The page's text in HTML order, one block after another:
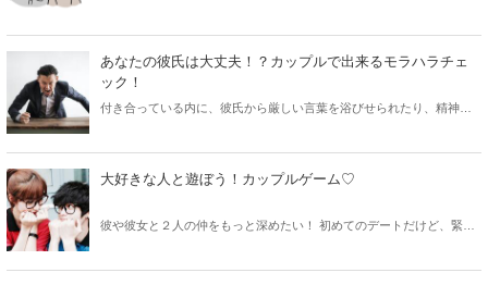
10代、20代、30代のセックス頻度やセックスに対するリアルな意見を
たっぷりご紹介します♡
あなたの彼氏は大丈夫！？カップルで出来るモラハラチェ
ック！
付き合っている内に、彼氏から厳しい言葉を浴びせられたり、精神的
ェックポイントをご紹介します！
大好きな人と遊ぼう！カップルゲーム♡
彼や彼女と２人の仲をもっと深めたい！ 初めてのデートだけど、緊張